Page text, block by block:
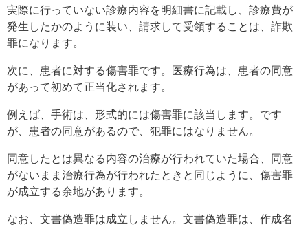
実際に行っていない診療内容を明細書に記載し、診療費が
発生したかのように装い、請求して受領することは、詐欺
罪になります。
次に、患者に対する傷害罪です。医療行為は、患者の同意
があって初めて正当化されます。
例えば、手術は、形式的には傷害罪に該当します。です
が、患者の同意があるので、犯罪にはなりません。
同意したとは異なる内容の治療が行われていた場合、同意
がないまま治療行為が行われたときと同じように、傷害罪
が成立する余地があります。
なお、文書偽造罪は成立しません。文書偽造罪は、作成名